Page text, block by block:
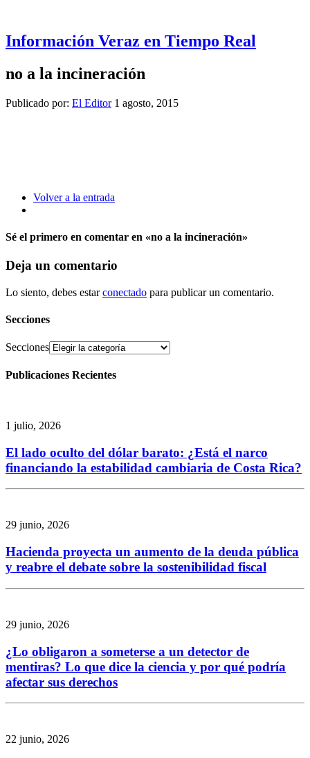
Información Veraz en Tiempo Real
no a la incineración
Publicado por: El Editor 1 agosto, 2015
Volver a la entrada
Sé el primero en comentar en «no a la incineración»
Deja un comentario
Lo siento, debes estarconectado para publicar un comentario.
Secciones
Secciones
Publicaciones Recientes
1 julio, 2026
El lado oculto del dólar barato: ¿Está el narco
financiando la estabilidad cambiaria de Costa Rica?
29 junio, 2026
Hacienda proyecta un aumento de la deuda pública
y reabre el debate sobre la sostenibilidad fiscal
29 junio, 2026
¿Lo obligaron a someterse a un detector de
mentiras? Lo que dice la ciencia y por qué podría
afectar sus derechos
22 junio, 2026